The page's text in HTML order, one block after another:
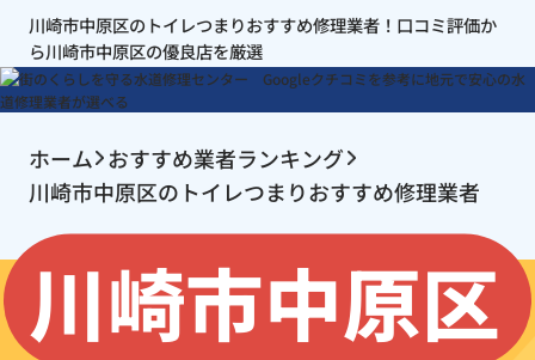
川崎市中原区のトイレつまりおすすめ修理業者！口コミ評価か
ら川崎市中原区の優良店を厳選
ホーム おすすめ業者ランキング
川崎市中原区のトイレつまりおすすめ修理業者
川崎市中原区